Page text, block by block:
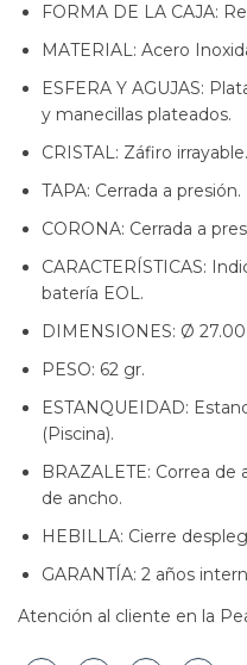
FORMA DE LA CAJA:
MATERIAL: Acero
ESFERA Y AGUJAS:
y manecillas plateados.
CRISTAL: Záfiro irrayable.
TAPA: Cerrada a presión.
CORONA: Cerrada a
CARACTERÍSTICAS:
batería EOL.
DIMENSIONES: Ø
PESO: 62 gr.
ESTANQUEIDAD:
(Piscina).
BRAZALETE: Correa de
de ancho.
HEBILLA: Cierre
GARANTÍA: 2 años
Atención al cliente en la